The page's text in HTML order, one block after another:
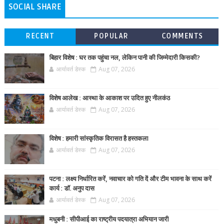
SOCIAL SHARE
RECENT POPULAR COMMENTS
बिहार विशेष : घर तक पहुंचा नल, लेकिन पानी की जिम्मेदारी किसकी?
आर्यावर्त डेस्क Aug 07, 2026
विशेष आलेख : आस्था के आकाश पर उदित हुए नीलकंठ
आर्यावर्त डेस्क Aug 07, 2026
विशेष : हमारी सांस्कृतिक विरासत है हस्तकला
आर्यावर्त डेस्क Aug 07, 2026
पटना : लक्ष्य निर्धारित करें, नवाचार को गति दें और टीम भावना के साथ करें
कार्य : डॉ. अनुप दास
आर्यावर्त डेस्क Aug 07, 2026
मधुबनी : सीपीआई का राष्ट्रीय पदयात्रा अभियान जारी